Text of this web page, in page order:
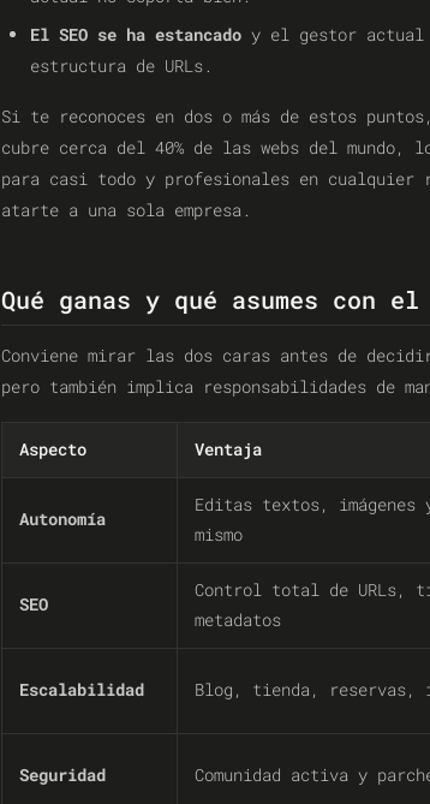
El SEO se ha estancado y el gestor actual
estructura de URLs.
Si te reconoces en dos o más de estos
cubre cerca del 40% de las webs del mundo,
para casi todo y profesionales en cualquier
atarte a una sola empresa.
Qué ganas y qué asumes con el
Conviene mirar las dos caras antes de
pero también implica responsabilidades de
Aspecto Ventaja
Autonomía
Editas textos, imágenes
mismo
SEO
Control total de URLs,
metadatos
Escalabilidad Blog, tienda, reservas,
Seguridad Comunidad activa y